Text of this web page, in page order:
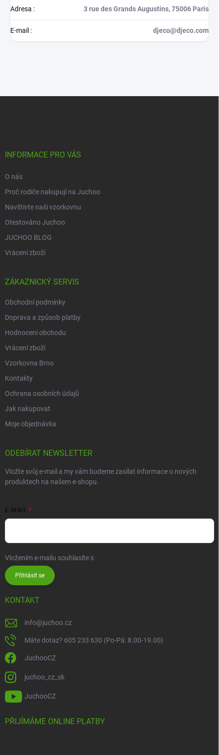
Adresa : 3 rue des Grands Augustins, 75006 Paris
E-mail : djeco@djeco.com
INFORMACE PRO VÁS
O nás
Proč rodiče nakupují na Juchoo
Navštivte naši vzorkovnu
Otestováno Juchoo
JUCHOO BLOG
Vrácení zboží
ZÁKAZNICKÝ SERVIS
Obchodní podmínky
Doprava a způsob platby
Hodnocení obchodu
Vrácení zboží
Vzorkovna Brno
Kontakty
Ochrana osobních údajů
Jak nakupovat
Moje objednávka
ODEBÍRAT NEWSLETTER
Vložte svůj e-mail a my vám budeme zasílat informace o nových
produktech na našem e-shopu.
E-MAIL
Vložením e-mailu souhlasíte s
Přihlásit se
KONTAKT
info@juchoo.cz
Máte dotaz? 605 233 630 (Po-Pá: 8.00-19.00)
JuchooCZ
juchoo_cz_sk
JuchooCZ
PŘIJÍMÁME ONLINE PLATBY